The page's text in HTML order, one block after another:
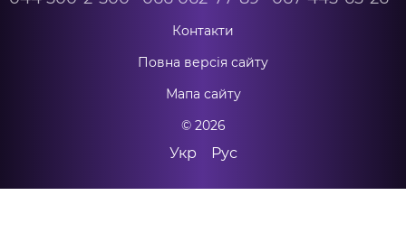
Контакти
Повна версія сайту
Мапа сайту
© 2026
Укр Рус